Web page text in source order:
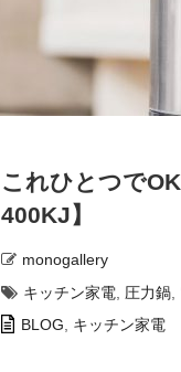
これひとつで
400KJ】
monogallery
キッチン家電 圧力鍋
BLOG
キッチン家電